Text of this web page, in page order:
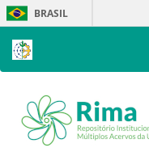
Skip
navigation
BRASIL